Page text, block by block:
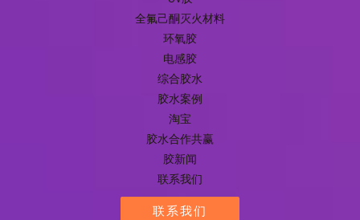
全氟己酮灭火材料
环氧胶
电感胶
综合胶水
胶水案例
淘宝
胶水合作共赢
胶新闻
联系我们
联系我们